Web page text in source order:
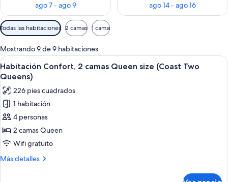
ago 7 - ago 9
ago 14 - ago 16
Filtros
disponibles
para
las
habitaciones
Todas las habitaciones 2 camas 1 cama
Mostrando 9 de 9 habitaciones
Abrir
todas
las
fotos
de
Habitación
Confort,
2
camas
Ropa de cama de alta calidad y
6
Habitación Confort, 2 camas Queen size (Coast Two
Queens)
226 pies cuadrados
1 habitación
4 personas
2 camas Queen
Wifi gratuito
Más detalles
Más